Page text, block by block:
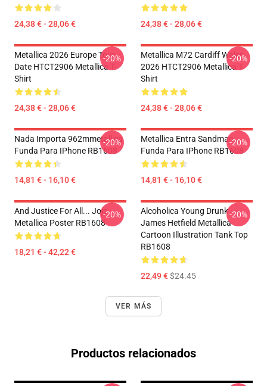
24,38 € - 28,06 € 24,38 € - 28,06 €
Metallica 2026 Europe Tour
Date HTCT2906 Metallica T-
Shirt
24,38 € - 28,06 €
-20%
Metallica M72 Cardiff Wales
2026 HTCT2906 Metallica T-
Shirt
24,38 € - 28,06 €
-20%
Nada Importa 962mmetallica
Funda Para IPhone RB1608
14,81 € - 16,10 €
-20%
Metallica Entra Sandman
Funda Para IPhone RB1608
14,81 € - 16,10 €
-20%
And Justice For All... Jojo
Metallica Poster RB1608
18,21 € - 42,22 €
-20%
Alcoholica Young Drunk
James Hetfield Metallica
Cartoon Illustration Tank Top
RB1608
22,49 €$24.45
-20%
VER MÁS
Productos relacionados